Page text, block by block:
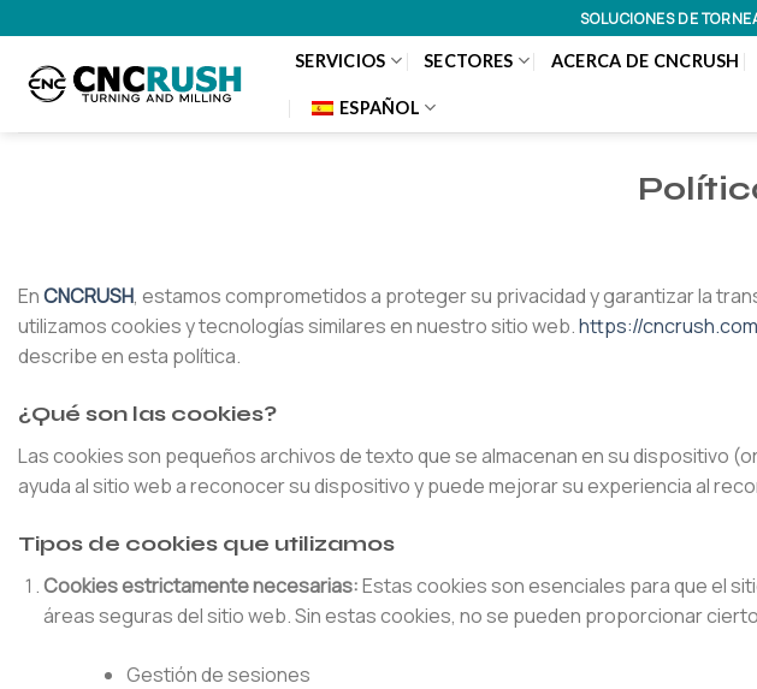
al
contenido
SOLUCIONES DE
SERVICIOS SECTORES ACERCA DE CNCRUSH
ESPAÑOL
EnCNCRUSH, estamos comprometidos a proteger su privacidad y garantizar la
utilizamos cookies y tecnologías similares en nuestro sitio web.https://
describe en esta política.
¿Qué son las cookies?
Las cookies son pequeños archivos de texto que se almacenan en su dispositivo
ayuda al sitio web a reconocer su dispositivo y puede mejorar su experiencia al
Tipos de cookies que utilizamos
Cookies estrictamente necesarias:Estas cookies son esenciales para que el
áreas seguras del sitio web. Sin estas cookies, no se pueden proporcionar
Gestión de sesiones